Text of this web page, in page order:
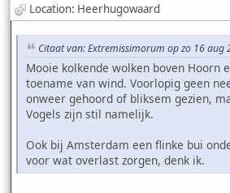
Location: Heerhugowaard
Citaat van: Extremissimorum op zo 16 aug
Mooie kolkende wolken boven Hoorn
toename van wind. Voorlopig geen
onweer gehoord of bliksem gezien,
Vogels zijn stil namelijk.
Ook bij Amsterdam een flinke bui
voor wat overlast zorgen, denk ik.